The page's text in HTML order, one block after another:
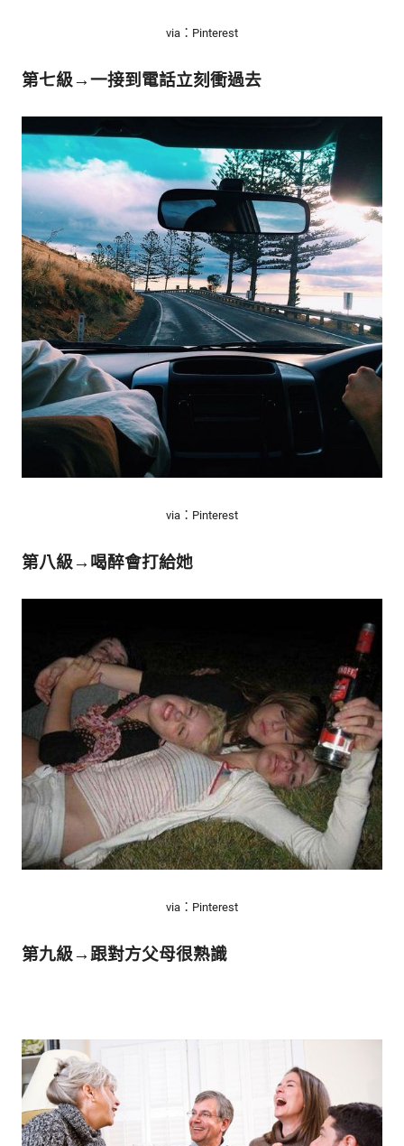
via：Pinterest
第七級→一接到電話立刻衝過去
via：Pinterest
第八級→喝醉會打給她
via：Pinterest
第九級→跟對方父母很熟識